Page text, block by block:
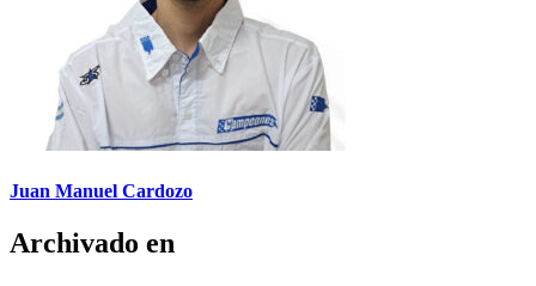
Juan Manuel Cardozo
Archivado en